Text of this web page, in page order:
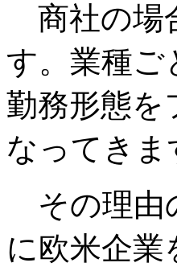
商社の場
す。業種ご
勤務形態を
なってきま
その理由
に欧米企